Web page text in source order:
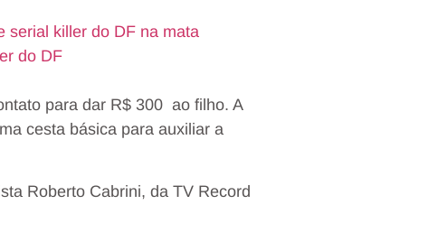
serial killer do DF na mata
do DF
para dar R$ 300 ao filho. A
cesta básica para auxiliar a
Roberto Cabrini, da TV Record